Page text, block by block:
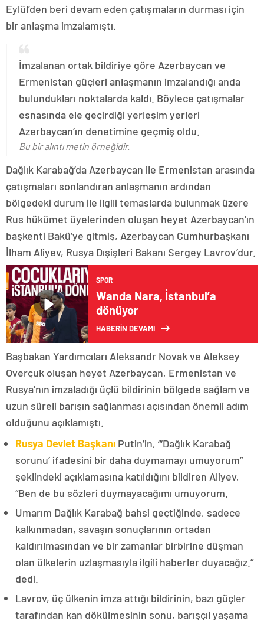
Eylül’den beri devam eden çatışmaların durması için
bir anlaşma imzalamıştı.
İmzalanan ortak bildiriye göre Azerbaycan ve
Ermenistan güçleri anlaşmanın imzalandığı anda
bulundukları noktalarda kaldı. Böylece çatışmalar
esnasında ele geçirdiği yerleşim yerleri
Azerbaycan’ın denetimine geçmiş oldu.
Bu bir alıntı metin örneğidir.
Dağlık Karabağ’da Azerbaycan ile Ermenistan arasında
çatışmaları sonlandıran anlaşmanın ardından
bölgedeki durum ile ilgili temaslarda bulunmak üzere
Rus hükümet üyelerinden oluşan heyet Azerbaycan’ın
başkenti Bakü’ye gitmiş, Azerbaycan Cumhurbaşkanı
İlham Aliyev, Rusya Dışişleri Bakanı Sergey Lavrov’dur.
SPOR
Wanda Nara, İstanbul’a
dönüyor
HABERİN DEVAMI
Başbakan Yardımcıları Aleksandr Novak ve Aleksey
Overçuk oluşan heyet Azerbaycan, Ermenistan ve
Rusya’nın imzaladığı üçlü bildirinin bölgede sağlam ve
uzun süreli barışın sağlanması açısından önemli adım
olduğunu açıklamıştı.
Rusya Devlet Başkanı Putin’in, “‘Dağlık Karabağ
sorunu’ ifadesini bir daha duymamayı umuyorum”
şeklindeki açıklamasına katıldığını bildiren Aliyev,
“Ben de bu sözleri duymayacağımı umuyorum.
Umarım Dağlık Karabağ bahsi geçtiğinde, sadece
kalkınmadan, savaşın sonuçlarının ortadan
kaldırılmasından ve bir zamanlar birbirine düşman
olan ülkelerin uzlaşmasıyla ilgili haberler duyacağız.”
dedi.
Lavrov, üç ülkenin imza attığı bildirinin, bazı güçler
tarafından kan dökülmesinin sonu, barışçıl yaşama